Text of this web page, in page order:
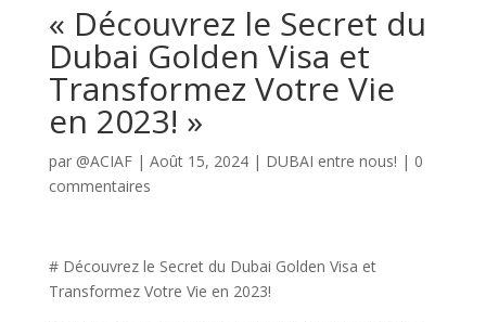
« Découvrez le Secret du
Dubai Golden Visa et
Transformez Votre Vie
en 2023! »
par @ACIAF| Août 15, 2024| DUBAI entre nous! | 0
commentaires
# Découvrez le Secret du Dubai Golden Visa et
Transformez Votre Vie en 2023!